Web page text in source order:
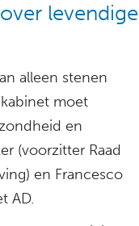
levendige
alleen stenen
moet
en
(voorzitter Raad
en Francesco
AD.